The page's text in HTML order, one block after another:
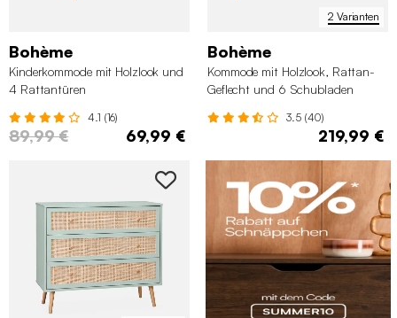
Bohème
Kinderkommode mit Holzlook und
4 Rattantüren
4.1 (16)
89,99 € 69,99 €
2 Varianten
Bohème
Kommode mit Holzlook, Rattan-
Geflecht und 6 Schubladen
3.5 (40)
219,99 €